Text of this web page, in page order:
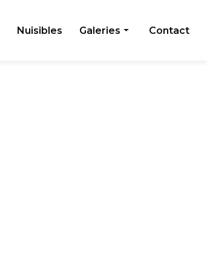
Nuisibles Galeries Contact